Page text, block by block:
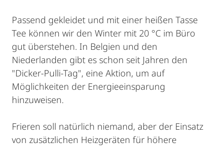
Passend gekleidet und mit einer heißen Tasse
Tee können wir den Winter mit 20 °C im Büro
gut überstehen. In Belgien und den
Niederlanden gibt es schon seit Jahren den
"Dicker-Pulli-Tag", eine Aktion, um auf
Möglichkeiten der Energieeinsparung
hinzuweisen.
Frieren soll natürlich niemand, aber der Einsatz
von zusätzlichen Heizgeräten für höhere